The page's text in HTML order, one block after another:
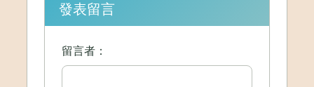
發表留言
留言者：